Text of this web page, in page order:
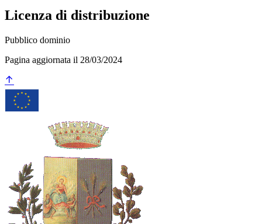
Licenza di distribuzione
Pubblico dominio
Pagina aggiornata il 28/03/2024